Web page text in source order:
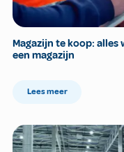
Magazijn te koop:
een magazijn
Lees meer